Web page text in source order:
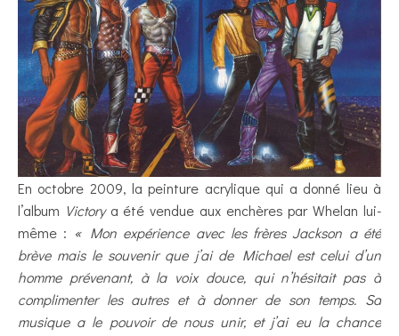
En octobre 2009, la peinture acrylique qui a donné lieu à
l’album Victorya été vendue aux enchères par Whelan lui-
même : « Mon expérience avec les frères Jackson a été
brève mais le souvenir que j’ai de Michael est celui d’un
homme prévenant, à la voix douce, qui n’hésitait pas à
complimenter les autres et à donner de son temps. Sa
musique a le pouvoir de nous unir, et j’ai eu la chance